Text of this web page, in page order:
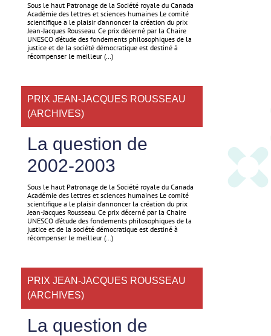
Sous le haut Patronage de la Société royale du Canada
Académie des lettres et sciences humaines Le comité
scientifique a le plaisir d’annoncer la création du prix
Jean-Jacques Rousseau. Ce prix décerné par la Chaire
UNESCO d’étude des fondements philosophiques de la
justice et de la société démocratique est destiné à
récompenser le meilleur (…)
PRIX JEAN-JACQUES ROUSSEAU
(ARCHIVES)
La question de
2002-2003
Sous le haut Patronage de la Société royale du Canada
Académie des lettres et sciences humaines Le comité
scientifique a le plaisir d’annoncer la création du prix
Jean-Jacques Rousseau. Ce prix décerné par la Chaire
UNESCO d’étude des fondements philosophiques de la
justice et de la société démocratique est destiné à
récompenser le meilleur (…)
PRIX JEAN-JACQUES ROUSSEAU
(ARCHIVES)
La question de